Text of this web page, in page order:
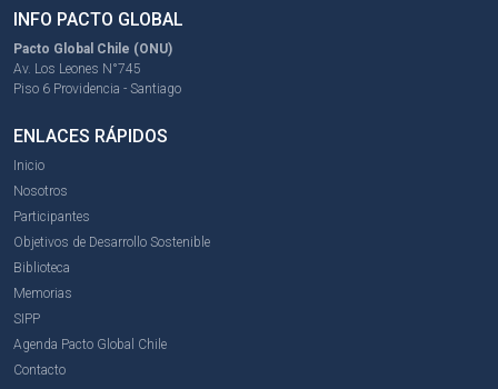
INFO PACTO GLOBAL
Pacto Global Chile (ONU)
Av. Los Leones N°745
Piso 6 Providencia - Santiago
ENLACES RÁPIDOS
Inicio
Nosotros
Participantes
Objetivos de Desarrollo Sostenible
Biblioteca
Memorias
SIPP
Agenda Pacto Global Chile
Contacto